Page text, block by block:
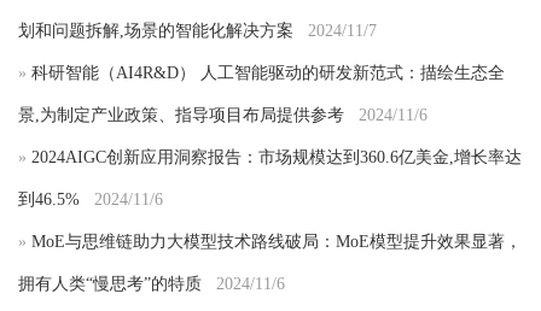
划和问题拆解,场景的智能化解决方案 2024/11/7
» 科研智能（AI4R&D） 人工智能驱动的研发新范式：描绘生态全
景,为制定产业政策、指导项目布局提供参考 2024/11/6
» 2024AIGC创新应用洞察报告：市场规模达到360.6亿美金,增长率达
到46.5% 2024/11/6
» MoE与思维链助力大模型技术路线破局：MoE模型提升效果显著，
拥有人类“慢思考”的特质 2024/11/6